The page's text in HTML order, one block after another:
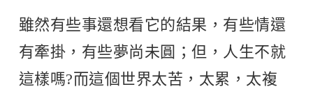
雖然有些事還想看它的結果，有些情還
有牽掛，有些夢尚未圓；但，人生不就
這樣嗎?而這個世界太苦，太累，太複